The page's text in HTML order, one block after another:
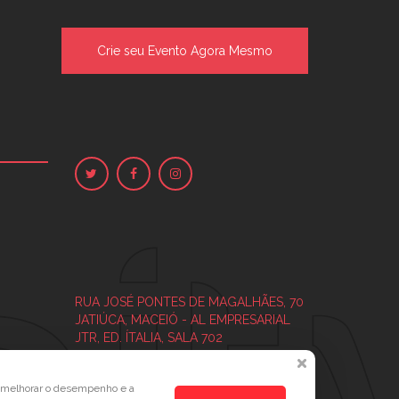
Crie seu Evento Agora Mesmo
RUA JOSÉ PONTES DE MAGALHÃES, 70
JATIÚCA, MACEIÓ - AL
EMPRESARIAL
JTR, ED. ÍTALIA, SALA 702
o desempenho e a